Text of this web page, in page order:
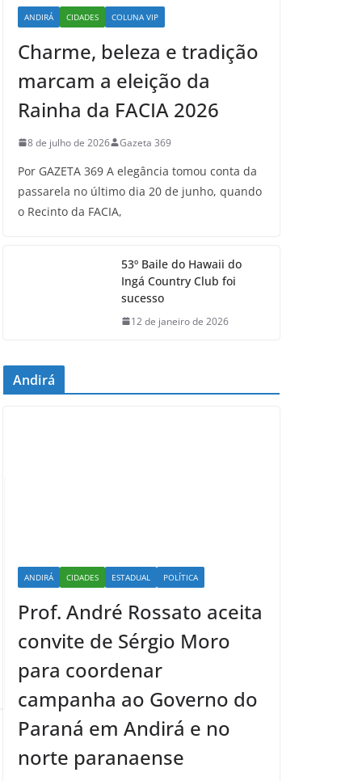
ANDIRÁ CIDADES COLUNA VIP
Charme, beleza e tradição
marcam a eleição da
Rainha da FACIA 2026
8 de julho de 2026 Gazeta 369
Por GAZETA 369 A elegância tomou conta da
passarela no último dia 20 de junho, quando
o Recinto da FACIA,
53º Baile do Hawaii do
Ingá Country Club foi
sucesso
12 de janeiro de 2026
Andirá
ANDIRÁ CIDADES ESTADUAL POLÍTICA
Prof. André Rossato aceita
convite de Sérgio Moro
para coordenar
campanha ao Governo do
Paraná em Andirá e no
norte paranaense